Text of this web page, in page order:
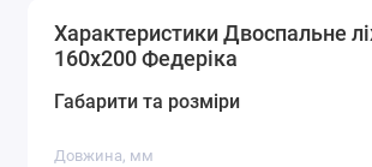
Характеристики Двоспальне
160x200 Федеріка
Габарити та розміри
Довжина, мм